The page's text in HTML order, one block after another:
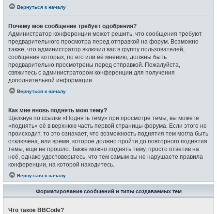
Вернуться к началу
Почему моё сообщение требует одобрения?
Администратор конференции может решить, что сообщения требуют
предварительного просмотра перед отправкой на форум. Возможно
также, что администратор включил вас в группу пользователей,
сообщения которых, по его или её мнению, должны быть
предварительно просмотрены перед отправкой. Пожалуйста,
свяжитесь с администратором конференции для получения
дополнительной информации.
Вернуться к началу
Как мне вновь поднять мою тему?
Щёлкнув по ссылке «Поднять тему» при просмотре темы, вы можете
«поднять» её в верхнюю часть первой страницы форума. Если этого не
происходит, то это означает, что возможность поднятия тем могла быть
отключена, или время, которое должно пройти до повторного поднятия
темы, ещё не прошло. Также можно поднять тему, просто ответив на
неё, однако удостоверьтесь, что тем самым вы не нарушаете правила
конференции, на которой находитесь.
Вернуться к началу
Форматирование сообщений и типы создаваемых тем
Что такое BBCode?